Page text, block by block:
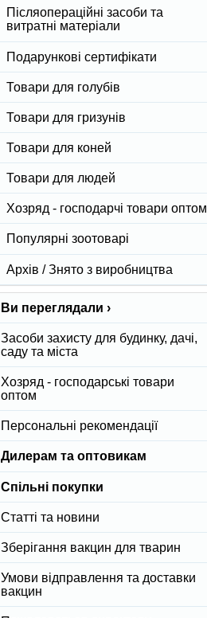
Післяопераційні засоби та
витратні матеріали
Подарункові сертифікати
Товари для голубів
Товари для гризунів
Товари для коней
Товари для людей
Хозряд - господарчі товари оптом
Популярні зоотоварі
Архів / Знято з виробництва
Ви переглядали ›
Засоби захисту для будинку, дачі,
саду та міста
Хозряд - господарські товари
оптом
Персональні рекомендації
Дилерам та оптовикам
Спільні покупки
Статті та новини
Зберігання вакцин для тварин
Умови відправлення та доставки
вакцин